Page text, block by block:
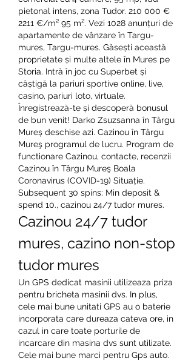
pietonal intens, zona Tudor. 210 000 €
2211 €/m² 95 m². Vezi 1028 anunțuri de
apartamente de vânzare în Targu-
mures, Targu-mures. Găsești această
proprietate și multe altele în Mures pe
Storia. Intră în joc cu Superbet și
câștigă la pariuri sportive online, live,
casino, pariuri loto, virtuale.
Înregistrează-te și descoperă bonusul
de bun venit! Darko Zsuzsanna în Târgu
Mureș deschise azi. Cazinou în Târgu
Mureş programul de lucru. Program de
functionare Cazinou, contacte, recenzii
Cazinou în Târgu Mureş Boala
Coronavirus (COVID-19) Situație.
Subsequent 30 spins: Min deposit &
spend 10., cazinou 24/7 tudor mures.
Cazinou 24/7 tudor
mures, cazino non-stop
tudor mures
Un GPS dedicat masinii utilizeaza priza
pentru bricheta masinii dvs. In plus,
cele mai bune unitati GPS au o baterie
incorporata care dureaza cateva ore, in
cazul in care toate porturile de
incarcare din masina dvs sunt utilizate.
Cele mai bune marci pentru Gps auto.